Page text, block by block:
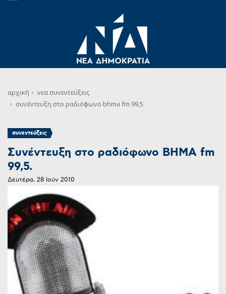
αρχική νεα συνεντεύξεις
συνέντευξη στο ραδιόφωνο bhma fm 99,5.
συνεντεύξεις
Συνέντευξη στο ραδιόφωνο BHMA fm
99,5.
Δευτέρα, 28 Ιούν 2010